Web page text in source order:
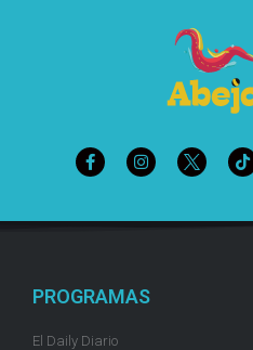
PROGRAMAS
El Daily Diario